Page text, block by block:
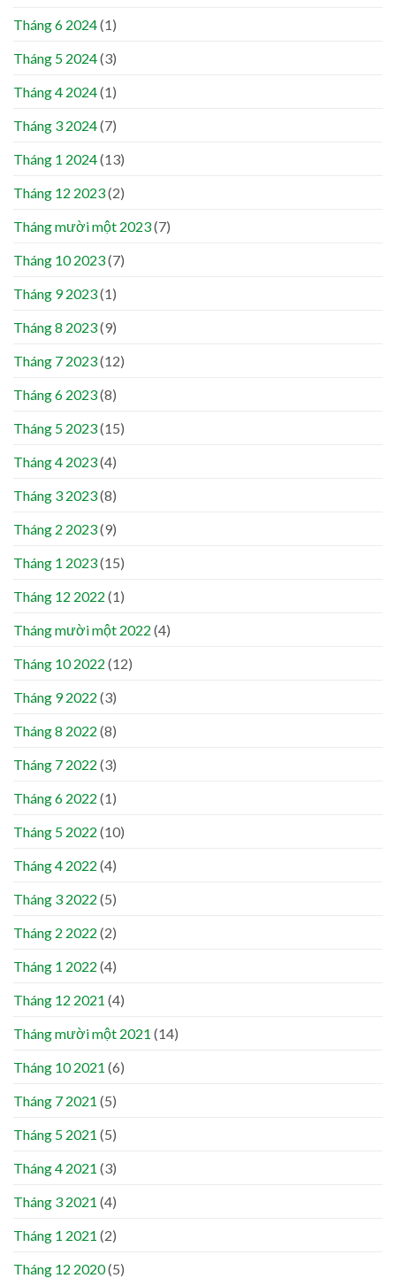
Tháng 6 2024(1)
Tháng 5 2024(3)
Tháng 4 2024(1)
Tháng 3 2024(7)
Tháng 1 2024(13)
Tháng 12 2023(2)
Tháng mười một 2023(7)
Tháng 10 2023(7)
Tháng 9 2023(1)
Tháng 8 2023(9)
Tháng 7 2023(12)
Tháng 6 2023(8)
Tháng 5 2023(15)
Tháng 4 2023(4)
Tháng 3 2023(8)
Tháng 2 2023(9)
Tháng 1 2023(15)
Tháng 12 2022 (1)
Tháng mười một 2022 (4)
Tháng 10 2022 (12)
Tháng 9 2022 (3)
Tháng 8 2022 (8)
Tháng 7 2022 (3)
Tháng 6 2022 (1)
Tháng 5 2022 (10)
Tháng 4 2022 (4)
Tháng 3 2022 (5)
Tháng 2 2022 (2)
Tháng 1 2022 (4)
Tháng 12 2021 (4)
Tháng mười một 2021 (14)
Tháng 10 2021 (6)
Tháng 7 2021 (5)
Tháng 5 2021 (5)
Tháng 4 2021 (3)
Tháng 3 2021 (4)
Tháng 1 2021 (2)
Tháng 12 2020(5)